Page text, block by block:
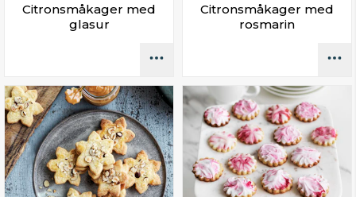
Citronsmåkager med
glasur
Citronsmåkager med
rosmarin